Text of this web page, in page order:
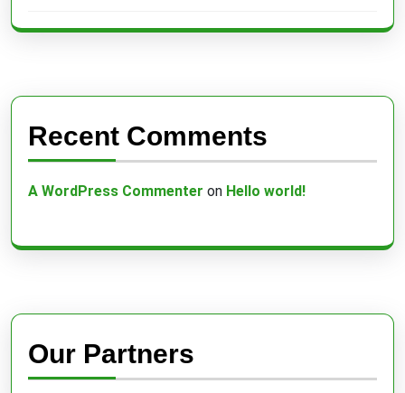
Recent Comments
A WordPress Commenter on Hello world!
Our Partners